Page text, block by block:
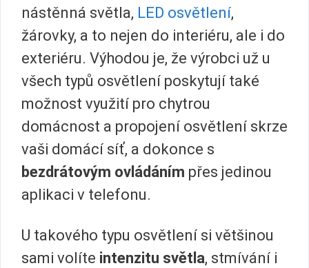
nástěnná světla, LED osvětlení,
žárovky, a to nejen do interiéru, ale i do
exteriéru. Výhodou je, že výrobci už u
všech typů osvětlení poskytují také
možnost využití pro chytrou
domácnost a propojení osvětlení skrze
vaši domácí síť, a dokonce s
bezdrátovým ovládáním přes jedinou
aplikaci v telefonu.
U takového typu osvětlení si většinou
sami volíte intenzitu světla, stmívání i